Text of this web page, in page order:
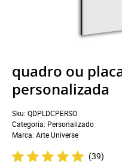
quadro ou
personalizada
Sku: QDPLDCPERSO
Categoria: Personalizado
Marca: Arte Universe
(39)